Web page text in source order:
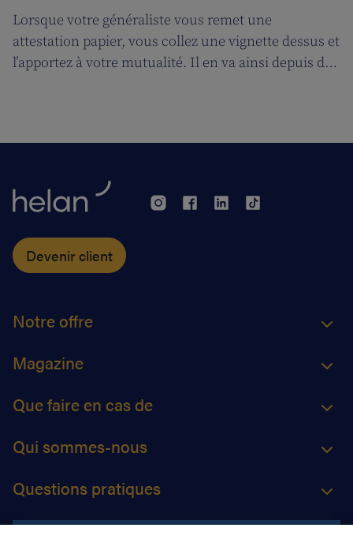
Lorsque votre généraliste vous remet une
attestation papier, vous collez une vignette dessus et
l’apportez à votre mutualité. Il en va ainsi depuis des
vous facilitera grandement la vie.
Devenir client
Notre offre
Magazine
Que faire en cas de
Qui sommes-nous
Questions pratiques